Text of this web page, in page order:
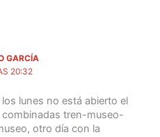
GARCÍA
20:32
lunes no está abierto el
tren-museo-
otro día con la